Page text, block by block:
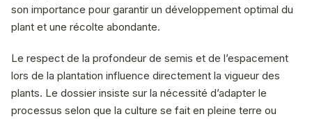
son importance pour garantir un développement optimal du
plant et une récolte abondante.
Le respect de la profondeur de semis et de l’espacement
lors de la plantation influence directement la vigueur des
plants. Le dossier insiste sur la nécessité d’adapter le
processus selon que la culture se fait en pleine terre ou